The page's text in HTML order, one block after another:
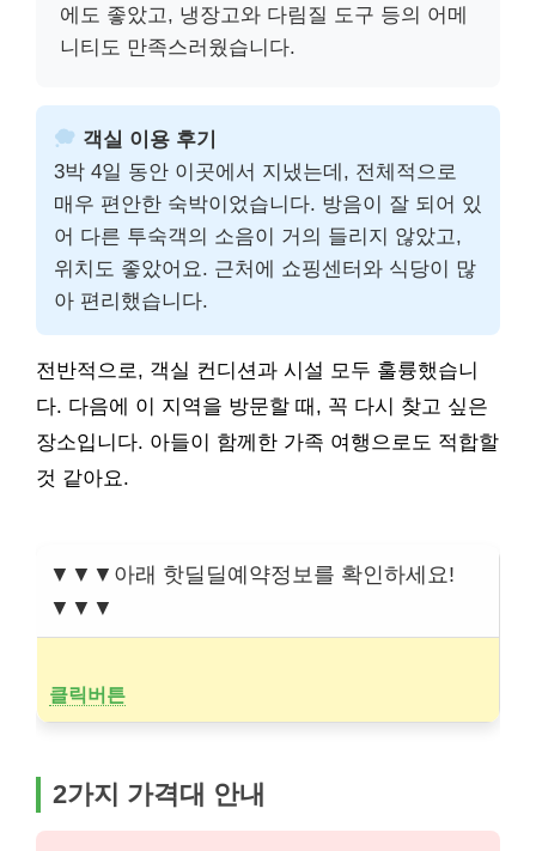
에도 좋았고, 냉장고와 다림질 도구 등의 어메
니티도 만족스러웠습니다.
객실 이용 후기
3박 4일 동안 이곳에서 지냈는데, 전체적으로
매우 편안한 숙박이었습니다. 방음이 잘 되어 있
어 다른 투숙객의 소음이 거의 들리지 않았고,
위치도 좋았어요. 근처에 쇼핑센터와 식당이 많
아 편리했습니다.
전반적으로, 객실 컨디션과 시설 모두 훌륭했습니
다. 다음에 이 지역을 방문할 때, 꼭 다시 찾고 싶은
장소입니다. 아들이 함께한 가족 여행으로도 적합할
것 같아요.
▼▼▼아래 핫딜딜예약정보를 확인하세요!
▼▼▼
클릭버튼
2가지 가격대 안내